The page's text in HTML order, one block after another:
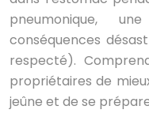
pneumonique,
conséquences
respecté).
propriétaires de
jeûne et de se